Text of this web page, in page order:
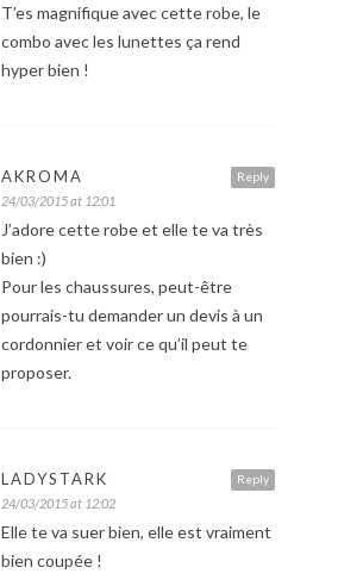
T’es magnifique avec cette robe, le
combo avec les lunettes ça rend
hyper bien !
Reply
AKROMA
24/03/2015 at 12:01
J’adore cette robe et elle te va très
bien :)
Pour les chaussures, peut-être
pourrais-tu demander un devis à un
cordonnier et voir ce qu’il peut te
proposer.
Reply
LADYSTARK
24/03/2015 at 12:02
Elle te va suer bien, elle est vraiment
bien coupée !